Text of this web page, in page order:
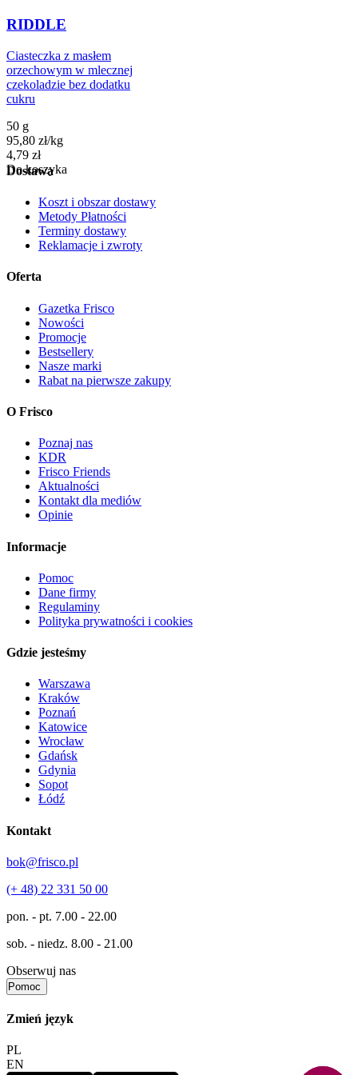
RIDDLE
Ciasteczka z masłem
orzechowym w mlecznej
czekoladzie bez dodatku
cukru
50 g
95,80 zł/kg
Cena
4,79 zł
Do koszyka
Dostawa
Koszt i obszar dostawy
Metody Płatności
Terminy dostawy
Reklamacje i zwroty
Oferta
Gazetka Frisco
Nowości
Promocje
Bestsellery
Nasze marki
Rabat na pierwsze zakupy
O Frisco
Poznaj nas
KDR
Frisco Friends
Aktualności
Kontakt dla mediów
Opinie
Informacje
Pomoc
Dane firmy
Regulaminy
Polityka prywatności i cookies
Gdzie jesteśmy
Warszawa
Kraków
Poznań
Katowice
Wrocław
Gdańsk
Gdynia
Sopot
Łódź
Kontakt
bok@frisco.pl
(+ 48) 22 331 50 00
pon. - pt. 7.00 - 22.00
sob. - niedz. 8.00 - 21.00
Obserwuj nas
Pomoc
Zmień język
PL
EN